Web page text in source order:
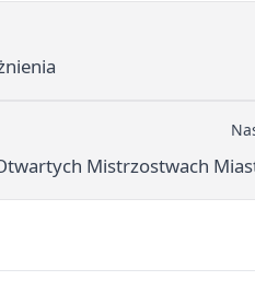
Mistrzostwach